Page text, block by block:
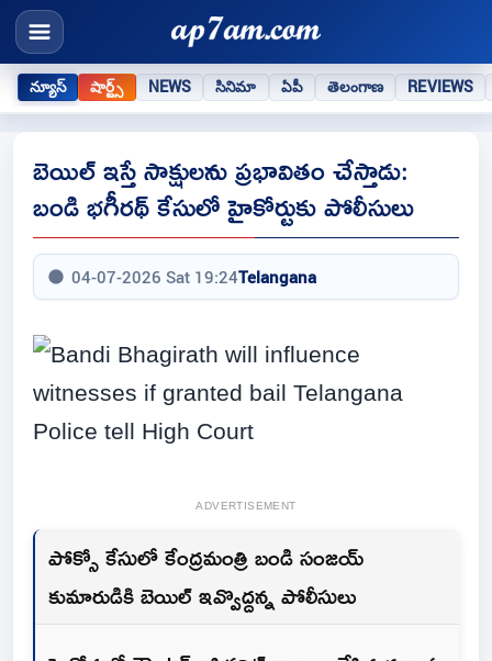
న్యూస్ షార్ట్స్ NEWS సినిమా ఏపీ తెలంగాణ REVIEWS
బెయిల్ ఇస్తే సాక్షులను ప్రభావితం చేస్తాడు:
బండి భగీరథ్ కేసులో హైకోర్టుకు పోలీసులు
04-07-2026 Sat 19:24Telangana
ADVERTISEMENT
పోక్సో కేసులో కేంద్రమంత్రి బండి సంజయ్
కుమారుడికి బెయిల్ ఇవ్వొద్దన్న పోలీసులు